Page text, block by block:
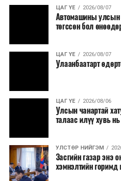
ЦАГ ҮЕ 2026/08/07
Автомашины улсын
төгссөн бол
ЦАГ ҮЕ 2026/08/07
Улаанбаатарт
ЦАГ ҮЕ 2026/08/06
Улсын чанартай
талаас илүү хувь
УЛСТӨР НИЙГЭМ
Засгийн газар энэ
хэмнэлтийн